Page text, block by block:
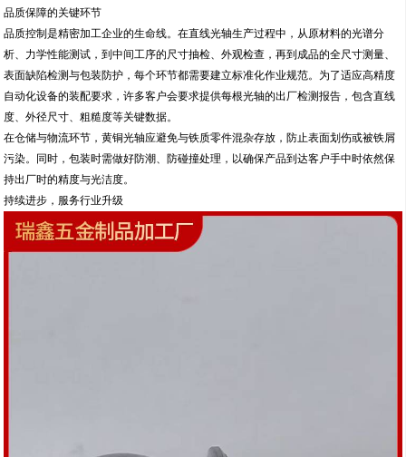
品质保障的关键环节
品质控制是精密加工企业的生命线。在直线光轴生产过程中，从原材料的光谱分
析、力学性能测试，到中间工序的尺寸抽检、外观检查，再到成品的全尺寸测量、
表面缺陷检测与包装防护，每个环节都需要建立标准化作业规范。为了适应高精度
自动化设备的装配要求，许多客户会要求提供每根光轴的出厂检测报告，包含直线
度、外径尺寸、粗糙度等关键数据。
在仓储与物流环节，黄铜光轴应避免与铁质零件混杂存放，防止表面划伤或被铁屑
污染。同时，包装时需做好防潮、防碰撞处理，以确保产品到达客户手中时依然保
持出厂时的精度与光洁度。
持续进步，服务行业升级